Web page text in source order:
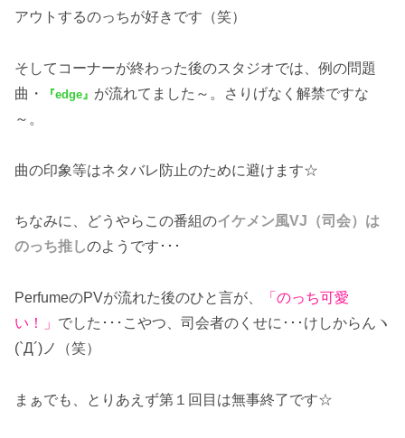
アウトするのっちが好きです（笑）
そしてコーナーが終わった後のスタジオでは、例の問題
曲・
『edge』 が流れてました～。さりげなく解禁ですな
～。
曲の印象等はネタバレ防止のために避けます☆
ちなみに、どうやらこの番組のイケメン風VJ（司会）は
のっち推しのようです･･･
PerfumeのPVが流れた後のひと言が、
「のっち可愛
い！」 でした･･･こやつ、司会者のくせに･･･けしからんヽ
(`Д´)ノ（笑）
まぁでも、とりあえず第１回目は無事終了です☆